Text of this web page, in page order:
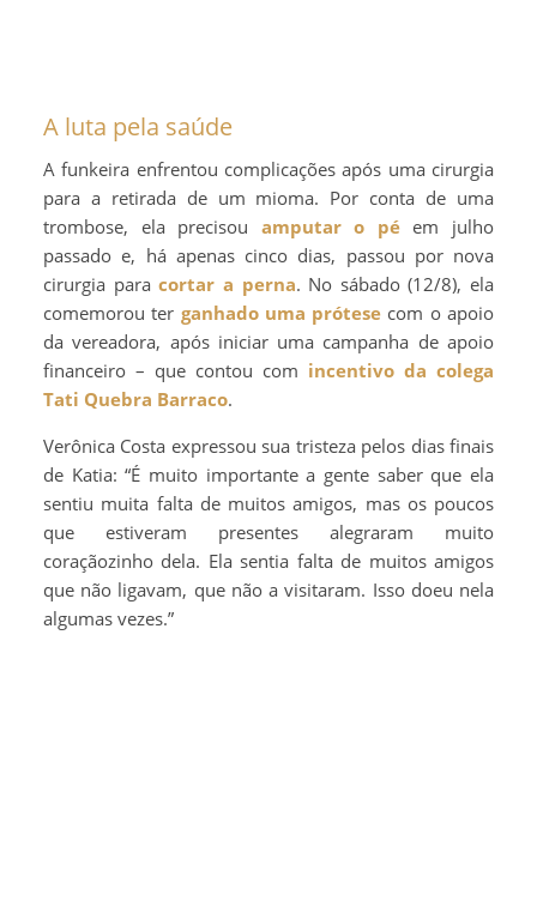
A luta pela saúde
A funkeira enfrentou complicações após uma cirurgia
para a retirada de um mioma. Por conta de uma
trombose, ela precisou amputar o péem julho
passado e, há apenas cinco dias, passou por nova
cirurgia paracortar a perna. No sábado (12/8), ela
comemorou ter ganhado uma prótese com o apoio
da vereadora, após iniciar uma campanha de apoio
financeiro – que contou com incentivo da colega
Tati Quebra Barraco.
Verônica Costa expressou sua tristeza pelos dias finais
de Katia: “É muito importante a gente saber que ela
sentiu muita falta de muitos amigos, mas os poucos
que estiveram presentes alegraram muito
coraçãozinho dela. Ela sentia falta de muitos amigos
que não ligavam, que não a visitaram. Isso doeu nela
algumas vezes.”